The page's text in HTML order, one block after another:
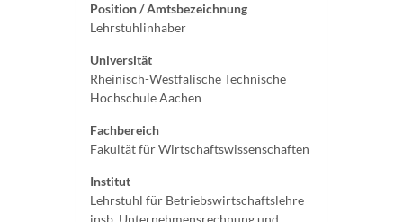
Position / Amtsbezeichnung
Lehrstuhlinhaber
Universität
Rheinisch-Westfälische Technische
Hochschule Aachen
Fachbereich
Fakultät für Wirtschaftswissenschaften
Institut
Lehrstuhl für Betriebswirtschaftslehre
insb. Unternehmensrechnung und